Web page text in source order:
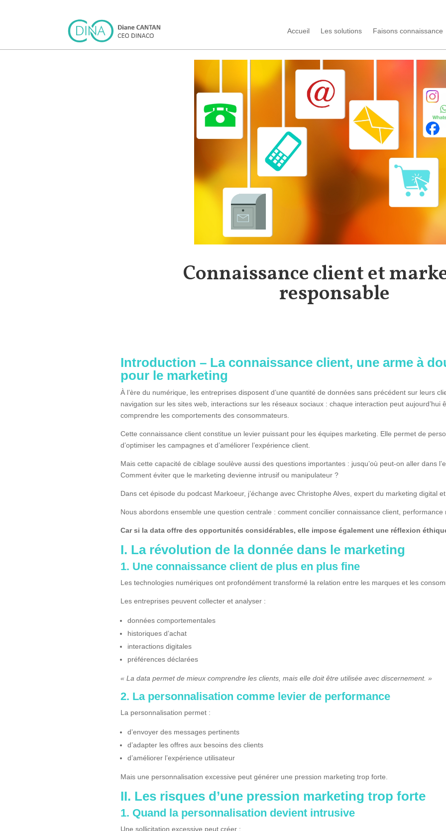
Accueil Les solutions Faisons connaissance
Connaissance client et
responsable
Introduction – La connaissance client, une arme à
pour le marketing
À l’ère du numérique, les entreprises disposent d’une quantité de données sans précédent sur leurs
navigation sur les sites web, interactions sur les réseaux sociaux : chaque interaction peut aujourd’hui
comprendre les comportements des consommateurs.
Cette connaissance client constitue un levier puissant pour les équipes marketing. Elle permet de
d’optimiser les campagnes et d’améliorer l’expérience client.
Mais cette capacité de ciblage soulève aussi des questions importantes : jusqu’où peut-on aller dans
Comment éviter que le marketing devienne intrusif ou manipulateur ?
Dans cet épisode du podcast Markoeur, j’échange avec Christophe Alves, expert du marketing digital
Nous abordons ensemble une question centrale : comment concilier connaissance client,
Car si la data offre des opportunités considérables, elle impose également une réflexion
I. La révolution de la donnée dans le marketing
1. Une connaissance client de plus en plus fine
Les technologies numériques ont profondément transformé la relation entre les marques et les
Les entreprises peuvent collecter et analyser :
données comportementales
historiques d’achat
interactions digitales
préférences déclarées
« La data permet de mieux comprendre les clients, mais elle doit être utilisée avec discernement. »
2. La personnalisation comme levier de performance
La personnalisation permet :
d’envoyer des messages pertinents
d’adapter les offres aux besoins des clients
d’améliorer l’expérience utilisateur
Mais une personnalisation excessive peut générer une pression marketing trop forte.
II. Les risques d’une pression marketing trop forte
1. Quand la personnalisation devient intrusive
Une sollicitation excessive peut créer :